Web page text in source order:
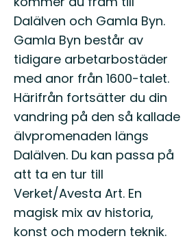
Dalälven och Gamla Byn.
Gamla Byn består av
tidigare arbetarbostäder
med anor från 1600-talet.
Härifrån fortsätter du din
vandring på den så kallade
älvpromenaden längs
Dalälven. Du kan passa på
att ta en tur till
Verket/Avesta Art. En
magisk mix av historia,
konst och modern teknik.